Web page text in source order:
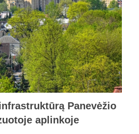
Panevėžio
aplinkoje